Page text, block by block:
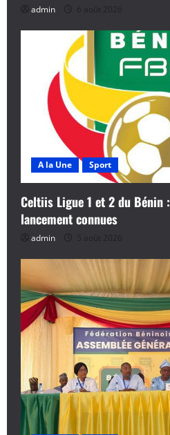
admin 6 août 2026
A la Une Sport
Celtiis Ligue 1 et 2 du Bénin
lancement connues
admin 5 août 2026